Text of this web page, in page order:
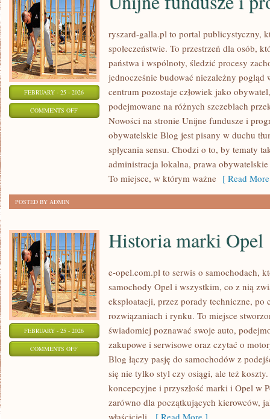
FEBRUARY - 25 - 2026
COMMENTS OFFON
FUNDUSZE
PROGRAMY
ryszard-galla.pl to portal publicystyczny,
społeczeństwie. To przestrzeń dla osób,
państwa i wspólnoty, śledzić procesy
jednocześnie budować niezależny
centrum pozostaje człowiek jako
podejmowane na różnych szczeblach
Nowości na stronie Unijne fundusze i
obywatelskie Blog jest pisany w duchu
spłycania sensu. Chodzi o to, by tematy
administracja lokalna, prawa
To miejsce, w którym ważne [ Read
POSTED BY ADMIN
FEBRUARY - 25 - 2026
COMMENTS OFFON
Historia marki Opel
e-opel.com.pl to serwis o samochodach,
samochody Opel i wszystkim, co z nią
eksploatacji, przez porady techniczne, po
rozwiązaniach i rynku. To miejsce
świadomiej poznawać swoje auto,
zakupowe i serwisowe oraz czytać o
Blog łączy pasję do samochodów z
się nie tylko styl czy osiągi, ale też
koncepcyjne i przyszłość marki i Opel w
zarówno dla początkujących kierowców,
właścicieli, [ Read More ]